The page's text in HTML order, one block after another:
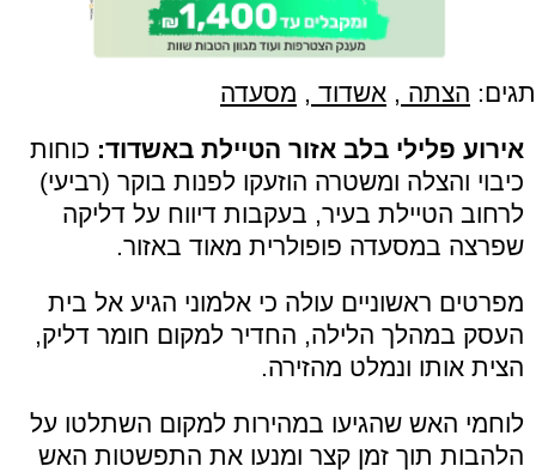
תגים: הצתה , אשדוד , מסעדה
אירוע פלילי בלב אזור הטיילת באשדוד: כוחות
כיבוי והצלה ומשטרה הוזעקו לפנות בוקר (רביעי)
לרחוב הטיילת בעיר, בעקבות דיווח על דליקה
שפרצה במסעדה פופולרית מאוד באזור.
מפרטים ראשוניים עולה כי אלמוני הגיע אל בית
העסק במהלך הלילה, החדיר למקום חומר דליק,
הצית אותו ונמלט מהזירה.
לוחמי האש שהגיעו במהירות למקום השתלטו על
הלהבות תוך זמן קצר ומנעו את התפשטות האש